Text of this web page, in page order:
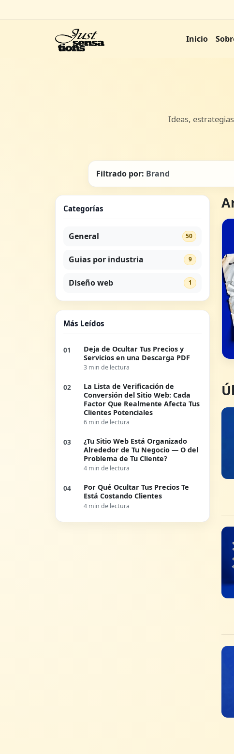
Inicio
Ideas,
Filtrado por: Brand
Categorías
General 50
Guias por industria 9
Diseño web 1
Más Leídos
01
Deja de Ocultar Tus Precios y
Servicios en una Descarga PDF
3 min de lectura
02
La Lista de Verificación de
Conversión del Sitio Web: Cada
Factor Que Realmente Afecta Tus
Clientes Potenciales
6 min de lectura
03
¿Tu Sitio Web Está Organizado
Alrededor de Tu Negocio — O del
Problema de Tu Cliente?
4 min de lectura
04
Por Qué Ocultar Tus Precios Te
Está Costando Clientes
4 min de lectura